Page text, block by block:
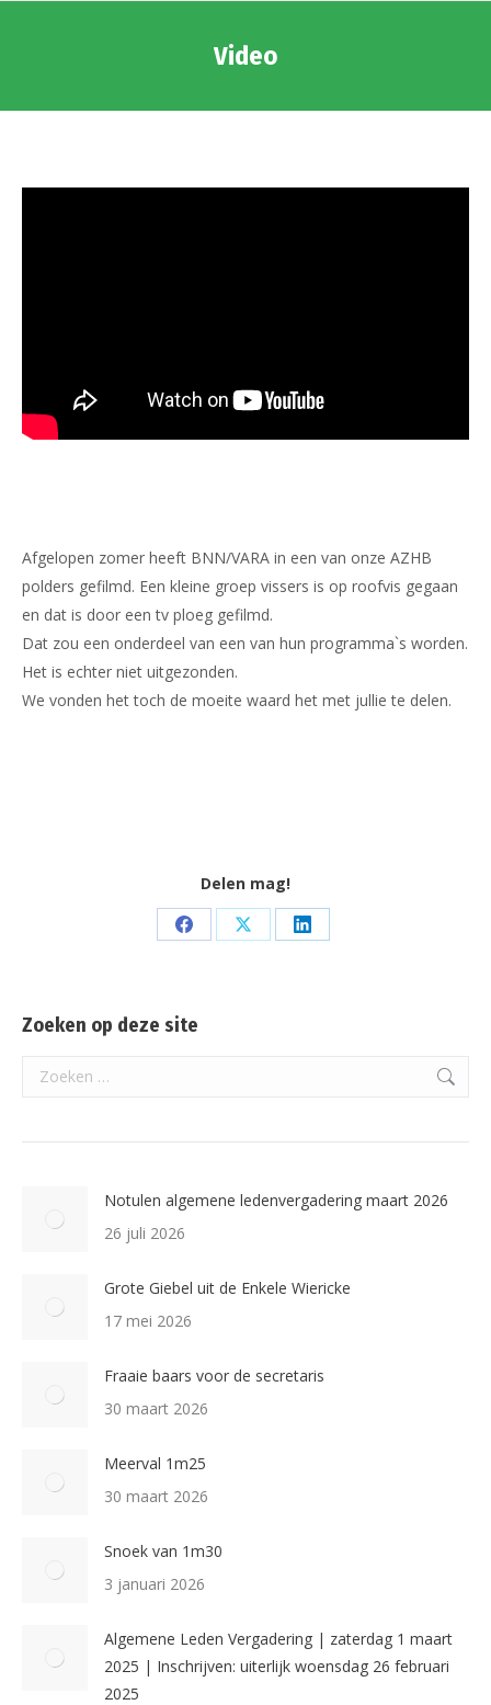
Video
Afgelopen zomer heeft BNN/VARA in een van onze AZHB
polders gefilmd. Een kleine groep vissers is op roofvis gegaan
en dat is door een tv ploeg gefilmd.
Dat zou een onderdeel van een van hun programma`s worden.
Het is echter niet uitgezonden.
We vonden het toch de moeite waard het met jullie te delen.
Delen mag!
Share Share Share
Zoeken op deze site
Search:
Notulen algemene ledenvergadering maart 2026
26 juli 2026
Grote Giebel uit de Enkele Wiericke
17 mei 2026
Fraaie baars voor de secretaris
30 maart 2026
Meerval 1m25
30 maart 2026
Snoek van 1m30
3 januari 2026
Algemene Leden Vergadering | zaterdag 1 maart
2025 | Inschrijven: uiterlijk woensdag 26 februari
2025